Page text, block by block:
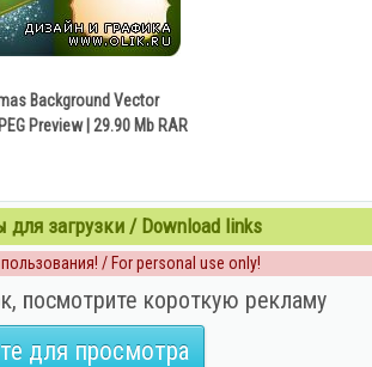
Background Vector
Preview | 29.90 Mb RAR
загрузки / Download links
/ For personal use only!
посмотрите короткую рекламу
для просмотра